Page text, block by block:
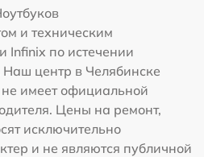
и техническим
Infinix по истечении
центр в Челябинске
имеет официальной
Цены на ремонт,
исключительно
и не являются публичной